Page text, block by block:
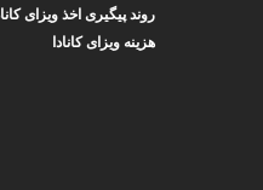
روند پیگیری اخذ ویزای
هزینه ویزای کانادا